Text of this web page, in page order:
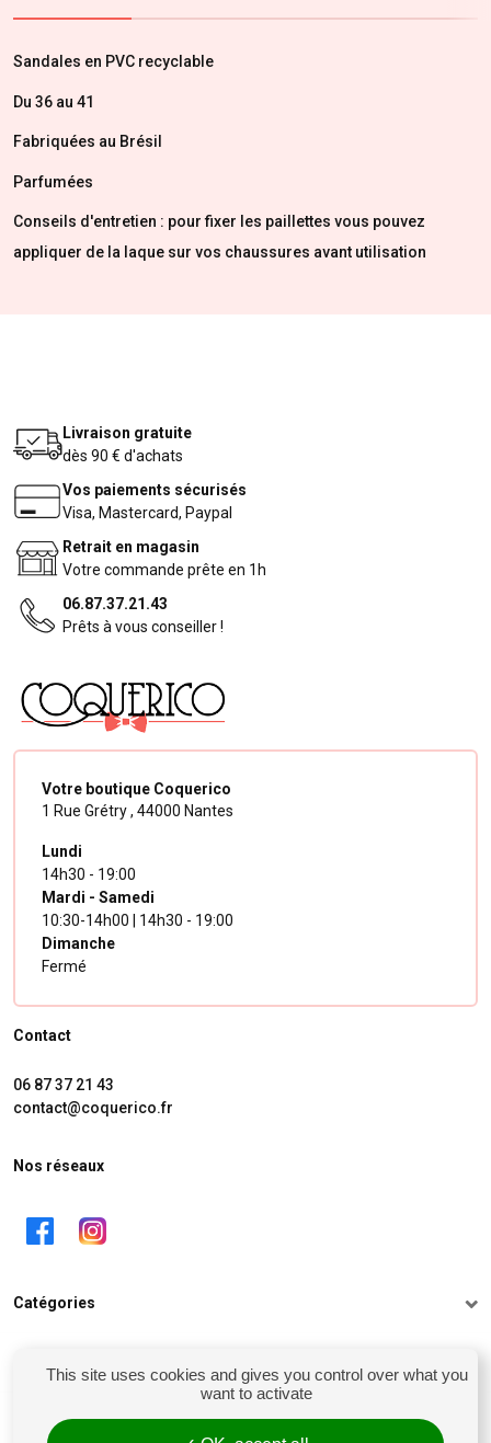
Sandales en PVC recyclable
Du 36 au 41
Fabriquées au Brésil
Parfumées
Conseils d'entretien : pour fixer les paillettes vous pouvez
appliquer de la laque sur vos chaussures avant utilisation
Livraison gratuite
dès 90 € d'achats
Vos paiements sécurisés
Visa, Mastercard, Paypal
Retrait en magasin
Votre commande prête en 1h
06.87.37.21.43
Prêts à vous conseiller !
Votre boutique Coquerico
1 Rue Grétry , 44000 Nantes
Lundi
14h30 - 19:00
Mardi - Samedi
10:30-14h00 | 14h30 - 19:00
Dimanche
Fermé
Contact
06 87 37 21 43
contact@coquerico.fr
Nos réseaux
Catégories
Mon compte
This site uses cookies and gives you control over what you
want to activate